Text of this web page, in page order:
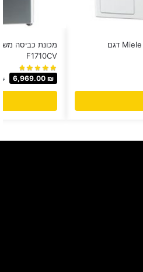
מכונת כביסה ‏פתח קידמי 9 ק"ג Miele דגם
F1710CV
₪ 6,969.00 ₪